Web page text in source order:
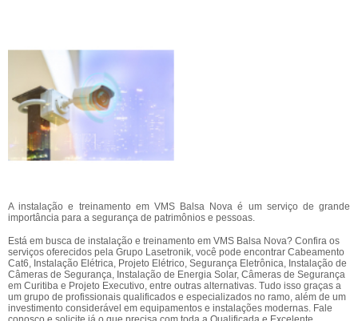
A instalação e treinamento em VMS Balsa Nova é um serviço de grande
importância para a segurança de patrimônios e pessoas.
Está em busca de instalação e treinamento em VMS Balsa Nova? Confira os
serviços oferecidos pela Grupo Lasetronik, você pode encontrar Cabeamento
Cat6, Instalação Elétrica, Projeto Elétrico, Segurança Eletrônica, Instalação de
Câmeras de Segurança, Instalação de Energia Solar, Câmeras de Segurança
em Curitiba e Projeto Executivo, entre outras alternativas. Tudo isso graças a
um grupo de profissionais qualificados e especializados no ramo, além de um
investimento considerável em equipamentos e instalações modernas. Fale